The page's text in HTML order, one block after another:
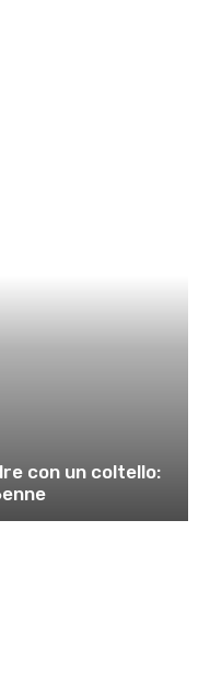
con un coltello: